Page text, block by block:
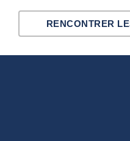
RENCONTRER